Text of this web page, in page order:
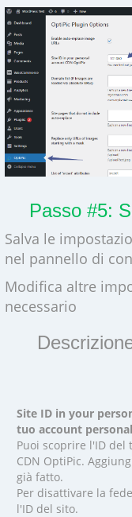
Passo #5:
Salva le
nel pannello di
Modifica altre
necessario
Site ID in your
tuo account
Puoi scoprire l'ID del
CDN OptiPic.
già fatto.
Per disattivare la
l'ID del sito.